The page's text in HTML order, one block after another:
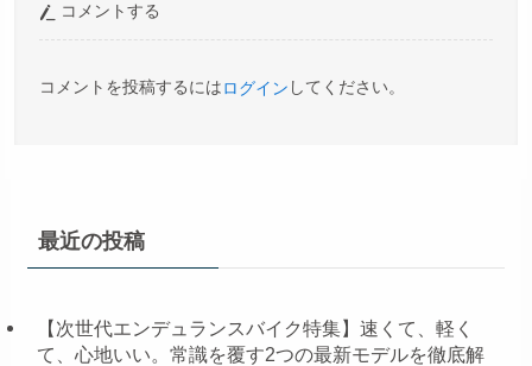
コメントする
コメントを投稿するにはログイン してください。
最近の投稿
【次世代エンデュランスバイク特集】速くて、軽く
て、心地いい。常識を覆す2つの最新モデルを徹底解